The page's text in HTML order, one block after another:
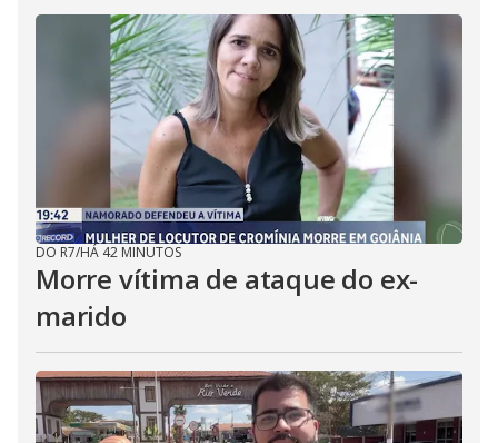
DO R7/HÁ 42 MINUTOS
Morre vítima de ataque do ex-
marido